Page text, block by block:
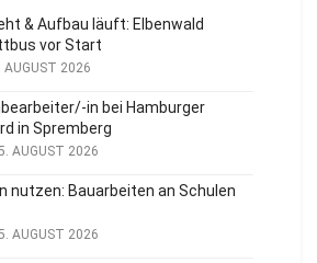
& Aufbau läuft: Elbenwald
vor Start
2026
in bei Hamburger
in Spremberg
AUGUST 2026
nutzen: Bauarbeiten an Schulen
AUGUST 2026